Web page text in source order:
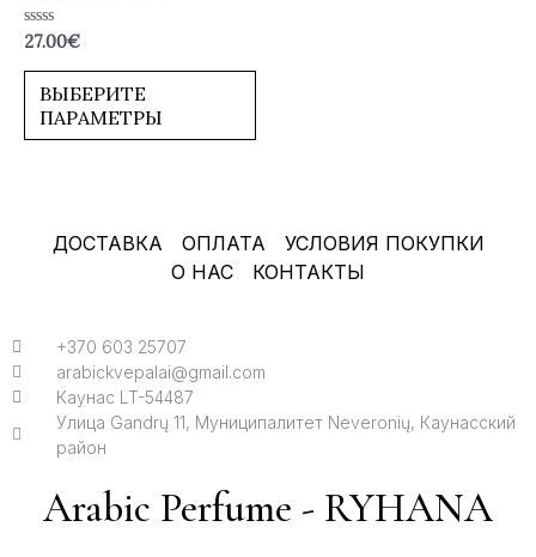
Оценка
из
27.00€
ВЫБЕРИТЕ
ПАРАМЕТРЫ
ДОСТАВКА ОПЛАТА
УСЛОВИЯ ПОКУПКИ
О НАС
КОНТАКТЫ
+370 603 25707
arabickvepalai@gmail.com
Каунас LT-54487
Улица Gandrų 11, Муниципалитет Neveronių, Каунасский
район
Arabic Perfume - RYHANA